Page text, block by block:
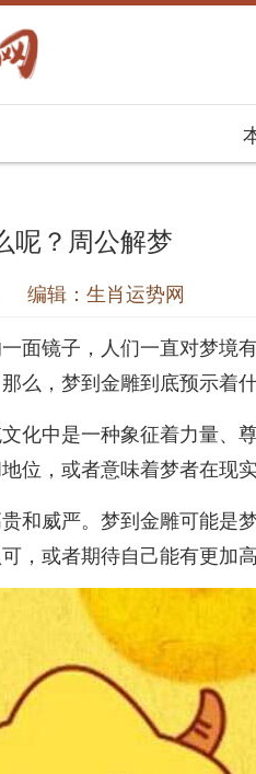
呢？周公解梦
编辑：生肖运势网
面镜子，人们一直对梦境
么，梦到金雕到底预示着
化中是一种象征着力量、
位，或者意味着梦者在现
和威严。梦到金雕可能是
，或者期待自己能有更加